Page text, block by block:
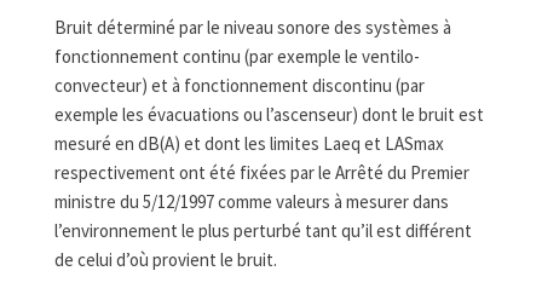
Bruit déterminé par le niveau sonore des systèmes à
fonctionnement continu (par exemple le ventilo-
convecteur) et à fonctionnement discontinu (par
exemple les évacuations ou l’ascenseur) dont le bruit est
mesuré en dB(A) et dont les limites Laeq et LASmax
respectivement ont été fixées par le Arrêté du Premier
ministre du 5/12/1997 comme valeurs à mesurer dans
l’environnement le plus perturbé tant qu’il est différent
de celui d’où provient le bruit.